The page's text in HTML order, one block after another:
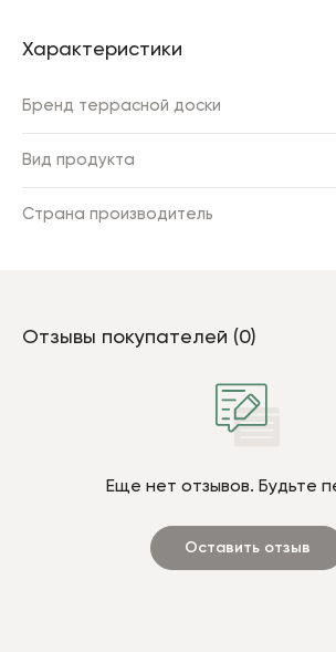
Характеристики
Бренд террасной доски
Вид продукта
Страна производитель
Отзывы покупателей (0)
Еще нет отзывов. Будьте
Оставить отзыв